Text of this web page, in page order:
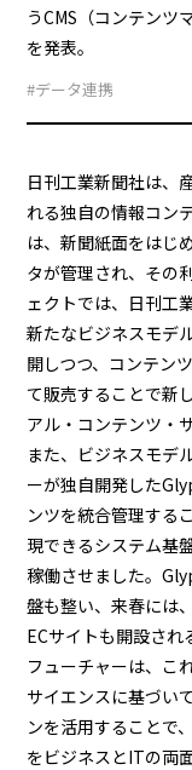
うCMS（コンテンツ
を発表。
#データ連携
日刊工業新聞社は、
れる独自の情報コン
は、新聞紙面をはじ
タが管理され、その
ェクトでは、日刊工
新たなビジネスモデ
開しつつ、コンテン
て販売することで新
アル・コンテンツ・
また、ビジネスモデ
ーが独自開発した
ンツを統合管理する
現できるシステム基
稼働させました。
盤も整い、来春には
ECサイトも開設され
フューチャーは、こ
サイエンスに基づい
ンを活用することで
をビジネスとITの両